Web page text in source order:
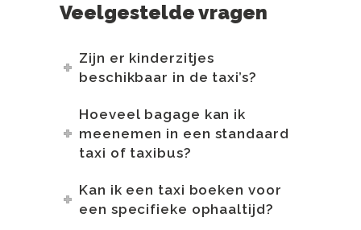
Veelgestelde vragen
Zijn er kinderzitjes
beschikbaar in de taxi’s?
Hoeveel bagage kan ik
meenemen in een standaard
taxi of taxibus?
Kan ik een taxi boeken voor
een specifieke ophaaltijd?